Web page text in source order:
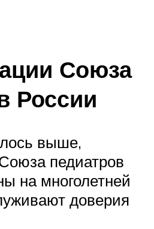
Союза
России
выше,
педиатров
на многолетней
доверия